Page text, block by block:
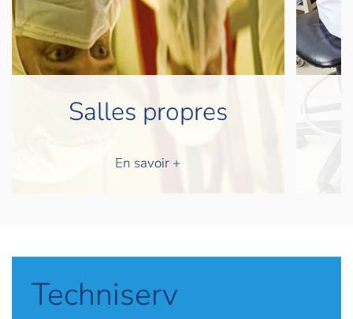
Flux laminaires
En savoir +
Techniserv